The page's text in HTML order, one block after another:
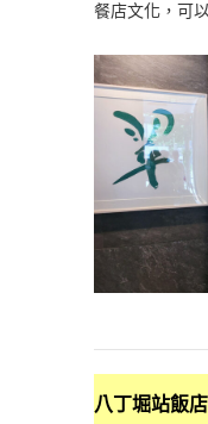
餐店文化，可
八丁堀站飯